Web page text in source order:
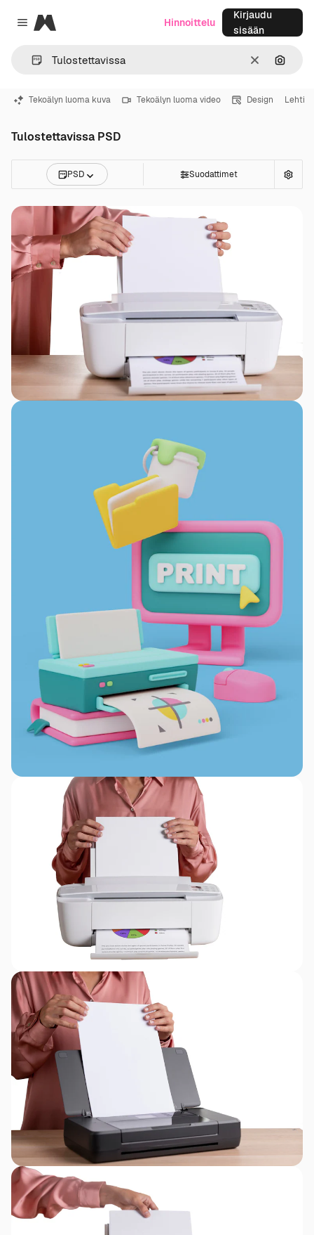
Close menu
Magnific
SelkeäHae
Hinnoittelu
Kirjaudu
sisään
Tekoälyn luoma kuva Tekoälyn luoma video Design Lehti
Tulostettavissa PSD
PSD Suodattimet